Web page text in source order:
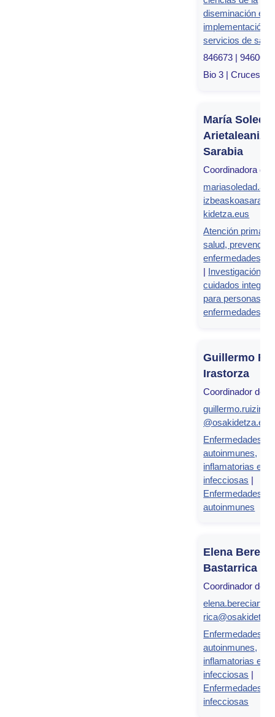
diseminación e
implementación
servicios de
846673 |
Bio 3 | Cruces,
María
Sarabia
Coordinadora de
kidetza.eus
Atención primaria
salud,
enfermedades
| Investigación en
cuidados
para personas
enfermedades
Guillermo
Irastorza
Coordinador de
@osakidetza.eus
Enfermedades
autoinmunes,
inflamatorias e
infecciosas |
Enfermedades
autoinmunes
Elena
Bastarrica
Coordinador de
Enfermedades
autoinmunes,
inflamatorias e
infecciosas |
Enfermedades
infecciosas